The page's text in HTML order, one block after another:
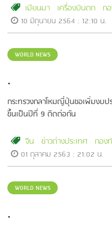
เมียนมา เครื่องบินตก ก
10 มิถุนายน 2564 : 12:10 น.
WORLD NEWS
.
กระทรวงกลาโหมญี่ปุ่นขอเพิ่มงบ
ขึ้นเป็นปีที่ 9 ติดต่อกัน
จีน ข่าวต่างประเทศ กอง
01 ตุลาคม 2563 : 21:02 น.
WORLD NEWS
.